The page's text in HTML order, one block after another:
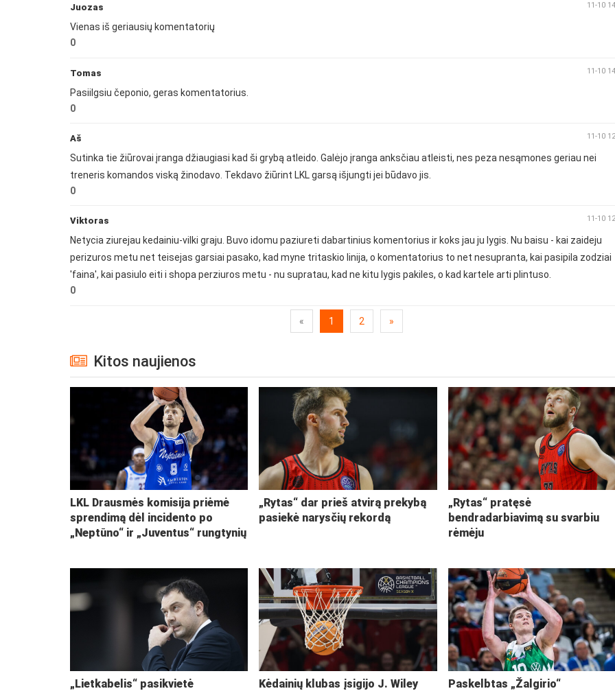
Juozas 11-10
Vienas iš geriausių komentatorių
0
Tomas 11-10
Pasiilgsiu čeponio, geras komentatorius.
0
Aš 11-10
Sutinka tie žiūrovai įranga džiaugiasi kad ši grybą atleido. Galėjo įranga anksčiau atleisti, nes peza nesąmones geriau nei
treneris komandos viską žinodavo. Tekdavo žiūrint LKL garsą išjungti jei būdavo jis.
0
Viktoras 11-10
Netycia ziurejau kedainiu-vilki graju. Buvo idomu paziureti dabartinius komentorius ir koks jau ju lygis. Nu baisu - kai zaideju
perizuros metu net teisejas garsiai pasako, kad myne tritaskio linija, o komentatorius to net nesupranta, kai pasipila zodziai
'faina', kai pasiulo eiti i shopa perziuros metu - nu supratau, kad ne kitu lygis pakiles, o kad kartele arti plintuso.
0
« 1 2 »
Kitos naujienos
LKL Drausmės komisija priėmė
sprendimą dėl incidento po
„Neptūno“ ir „Juventus“ rungtynių
„Rytas“ dar prieš atvirą prekybą
pasiekė narysčių rekordą
„Rytas“ pratęsė
bendradarbiavimą su svarbiu
rėmėju
„Lietkabelis“ pasikvietė
Kėdainių klubas įsigijo J. Wiley
Paskelbtas „Žalgirio“